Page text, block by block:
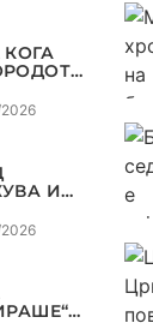
КОГА
А
И